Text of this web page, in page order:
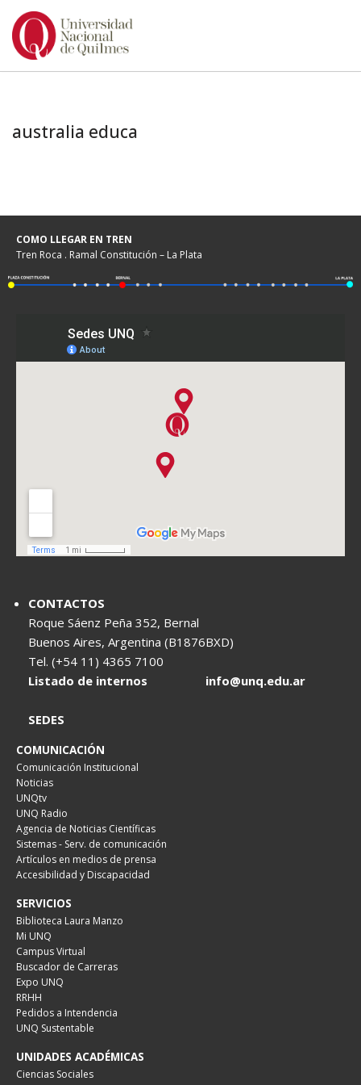
Ir
australia educa
COMO LLEGAR EN TREN
Tren Roca . Ramal Constitución – La Plata
CONTACTOS
Roque Sáenz Peña 352, Bernal
Buenos Aires, Argentina (B1876BXD)
Tel. (+54 11) 4365 7100
Listado de internos
info@unq.edu.ar
SEDES
COMUNICACIÓN
Comunicación Institucional
Noticias
UNQtv
UNQ Radio
Agencia de Noticias Científicas
Sistemas - Serv. de comunicación
Artículos en medios de prensa
Accesibilidad y Discapacidad
SERVICIOS
Biblioteca Laura Manzo
Mi UNQ
Campus Virtual
Buscador de Carreras
Expo UNQ
RRHH
Pedidos a Intendencia
UNQ Sustentable
UNIDADES ACADÉMICAS
Ciencias Sociales